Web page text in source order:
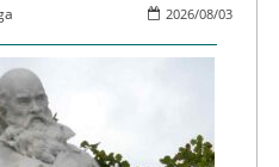
2026/08/03